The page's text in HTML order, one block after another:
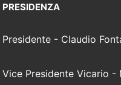
PRESIDENZA
Presidente - Claudio
Vice Presidente Vicario -